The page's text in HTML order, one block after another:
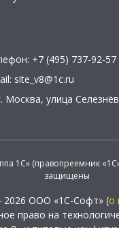
+7 (495) 737-92-57
site_v8@1c.ru
Москва, улица
1С» (правопреемник
защищены
2026 ООО «1С-Софт» (о
право на